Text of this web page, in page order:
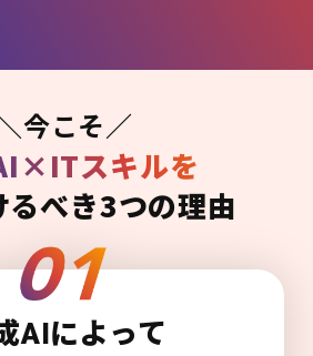
今こそ／
スキルを
るべき3つの理由
AIによって